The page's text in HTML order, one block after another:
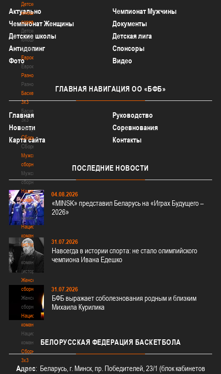
Детско-
юношеские
соревнования
Детско-
юношеские
соревнования
Еврокубки
Еврокубки
Разное
Разное
Баскетбол
3х3
Баскетбол
3х3
Лого[modid=121]
Сборные
Сборные
Мужские
сборные
Мужские
сборные
Национальная
команда
Национальная
команда
Национальная
команда
(история)
Национальная
команда
(история)
Женские
сборные
Женские
сборные
Национальная
команда
Национальная
команда
Сборные
3х3
Сборные
Актуально
Чемпионат Мужчины
Чемпионат Женщины
Документы
Детские школы
Детская лига
Антидопинг
Спонсоры
Фото
Видео
ГЛАВНАЯ НАВИГАЦИЯ ОО «БФБ»
Главная
Руководство
Новости
Соревнования
Карта сайта
Контакты
ПОСЛЕДНИЕ НОВОСТИ
04.08.2026
«MINSK» представил Беларусь на «Играх Будущего –
2026»
31.07.2026
Навсегда в истории спорта: не стало олимпийского
чемпиона Ивана Едешко
31.07.2026
БФБ выражает соболезнования родным и близким
Михаила Курилика
БЕЛОРУССКАЯ ФЕДЕРАЦИЯ БАСКЕТБОЛА
Адрес: Беларусь, г. Минск, пр. Победителей, 23/1 (блок кабинетов